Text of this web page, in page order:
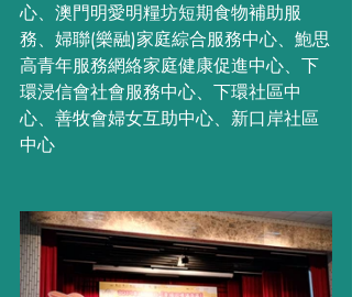
心、澳門明愛明糧坊短期食物補助服
務、婦聯(樂融)家庭綜合服務中心、鮑思
高青年服務網絡家庭健康促進中心、下
環浸信會社會服務中心、下環社區中
心、善牧會婦女互助中心、新口岸社區
中心